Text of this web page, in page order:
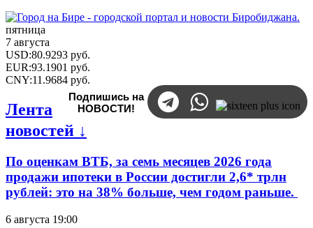
пятница
7 августа
USD:80.9293 руб.
EUR:93.1901 руб.
CNY:11.9684 руб.
Подпишись на
НОВОСТИ!
Лента
новостей ↓
По оценкам ВТБ, за семь месяцев 2026 года
продажи ипотеки в России достигли 2,6* трлн
рублей: это на 38% больше, чем годом раньше.
6 августа 19:00